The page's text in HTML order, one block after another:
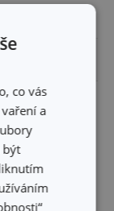
nerez ocel
co vás
a
být